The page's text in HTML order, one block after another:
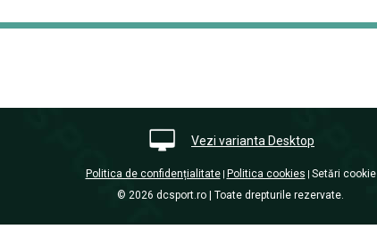
Vezi varianta Desktop
Politica de confidențialitate| Politica cookies Setări cookie
© 2026 dcsport.ro | Toate drepturile rezervate.